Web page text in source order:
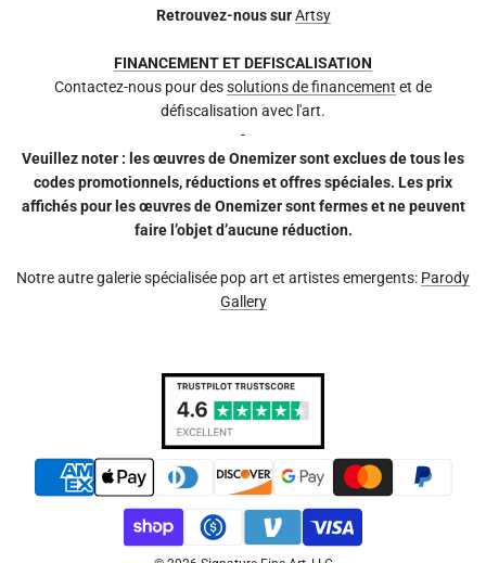
Retrouvez-nous sur Artsy
FINANCEMENT ET DEFISCALISATION
Contactez-nous pour dessolutions de financement et de
défiscalisation avec l'art.
-
Veuillez noter : les œuvres de Onemizer sont exclues de tous les
codes promotionnels, réductions et offres spéciales. Les prix
affichés pour les œuvres de Onemizer sont fermes et ne peuvent
faire l’objet d’aucune réduction.
Notre autre galerie spécialisée pop art et artistes emergents: Parody
Gallery